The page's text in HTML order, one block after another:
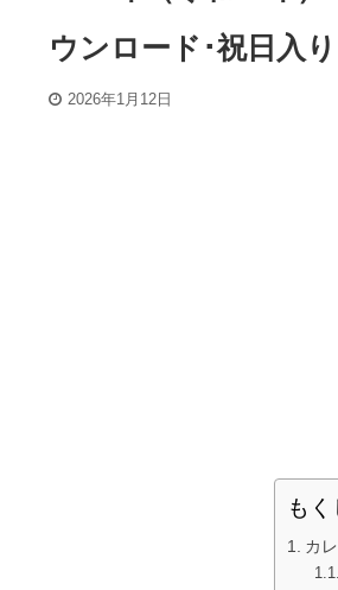
ウンロード･祝日入
2026年1月12日
もく
カ